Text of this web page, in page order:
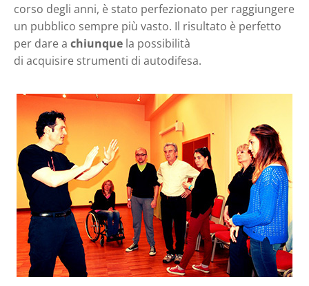
corso degli anni, è stato perfezionato per raggiungere
un pubblico sempre più vasto. Il risultato è perfetto
per dare a chiunque la possibilità
di acquisire strumenti di autodifesa.